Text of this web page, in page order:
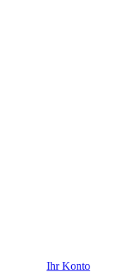
Ihr Konto